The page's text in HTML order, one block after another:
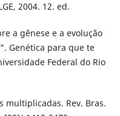
2004. 12. ed.
a gênese e a evolução
Genética para que te
Federal do Rio
multiplicadas. Rev. Bras.